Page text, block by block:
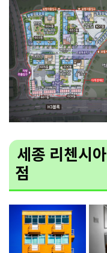
세종 리첸시
점